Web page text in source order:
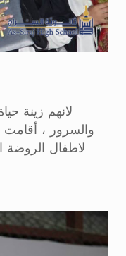
لانهم زينة
والسرور ، أقامت